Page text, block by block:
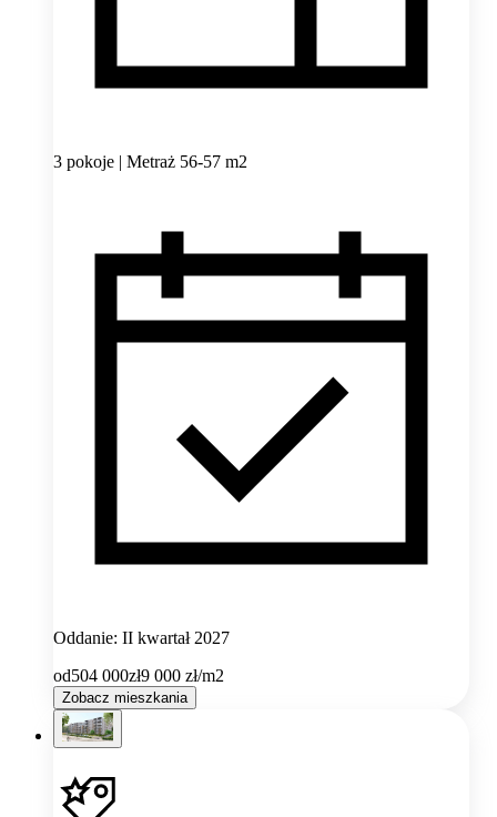
3 pokoje | Metraż 56-57 m2
Oddanie: II kwartał 2027
od504 000zł9 000 zł/m2
Zobacz mieszkania